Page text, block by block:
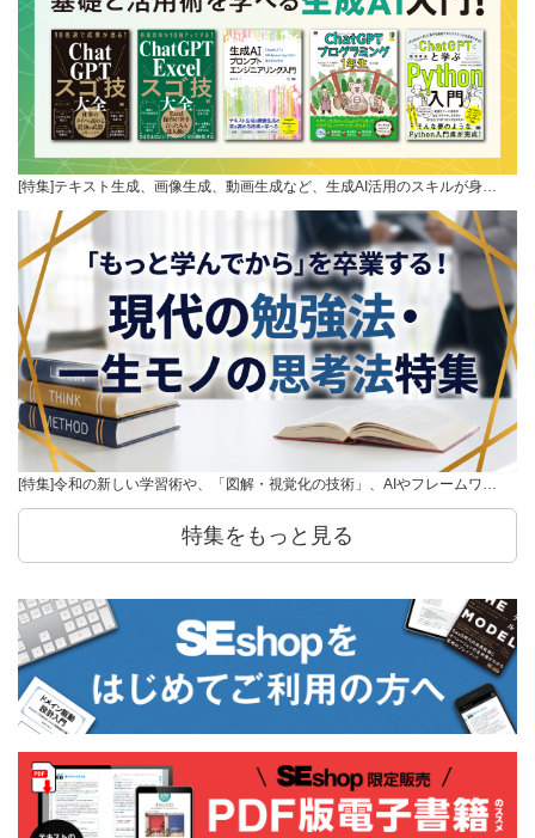
[特集]テキスト生成、画像生成、動画生成など、生成AI活用のスキルが身…
[特集]令和の新しい学習術や、「図解・視覚化の技術」、AIやフレームワ…
特集をもっと見る